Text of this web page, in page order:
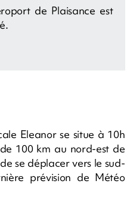
de Plaisance est
Eleanor se situe à 10h
100 km au nord-est de
se déplacer vers le sud-
prévision de Météo